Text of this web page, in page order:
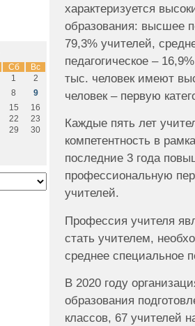
характеризуется
образования: высшее
79,3% учителей,
педагогическое –
тыс. человек имеют
человек – первую
Каждые пять лет
компетентность в
последние 3 года
профессиональную
учителей.
Профессия учителя
стать учителем,
среднее специальное
В 2020 году
образования
классов, 67 учителей
Сб Вс
1
2
8
9
15
16
22
23
29
30